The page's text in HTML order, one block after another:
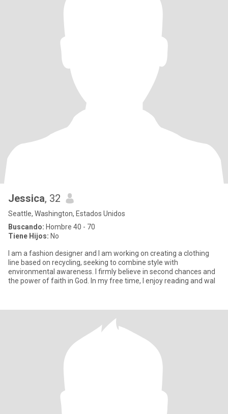
Jessica, 32
Seattle, Washington, Estados Unidos
Buscando: Hombre 40 - 70
Tiene Hijos: No
I am a fashion designer and I am working on creating a clothing
line based on recycling, seeking to combine style with
environmental awareness. I firmly believe in second chances and
the power of faith in God. In my free time, I enjoy reading and wal